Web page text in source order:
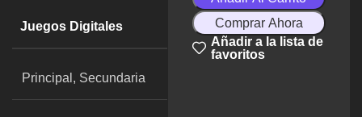
Juegos Digitales
Principal, Secundaria
Comprar Ahora
Añadir a la lista de
favoritos